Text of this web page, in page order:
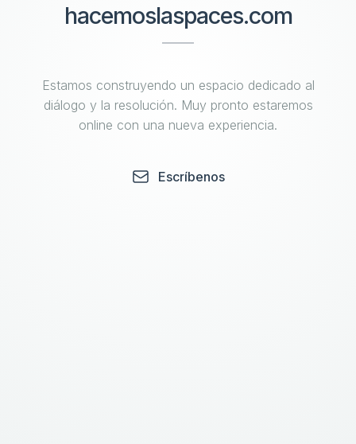
hacemoslaspaces.com
Estamos construyendo un espacio dedicado al
diálogo y la resolución. Muy pronto estaremos
online con una nueva experiencia.
Escríbenos